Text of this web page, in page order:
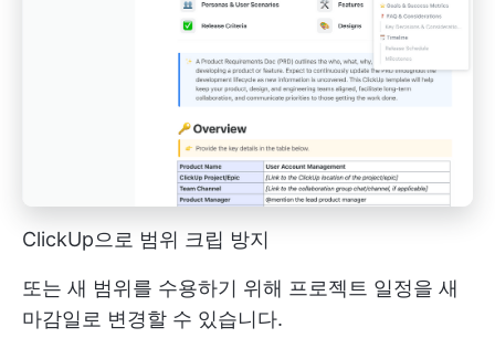
ClickUp으로 범위 크립 방지
또는 새 범위를 수용하기 위해 프로젝트 일정을 새
마감일로 변경할 수 있습니다.